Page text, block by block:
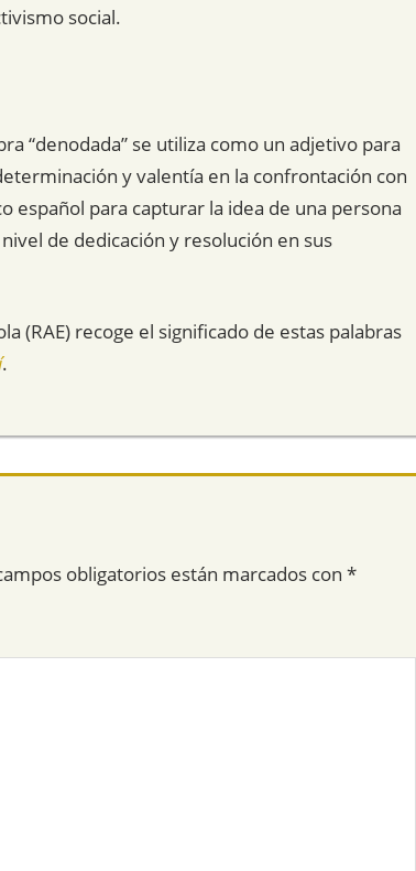
social.
“denodada” se utiliza como un adjetivo para
y valentía en la confrontación con
español para capturar la idea de una persona
de dedicación y resolución en sus
(RAE) recoge el significado de estas palabras
.
obligatorios están marcados con *